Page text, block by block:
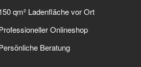
qm² Ladenfläche vor Ort
Onlineshop
Beratung